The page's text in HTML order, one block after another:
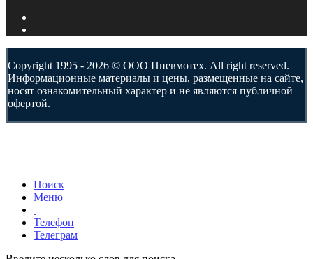
Copyright 1995 - 2026 © ООО Пневмотех. All right reserved.
Информационные материалы и цены, размещенные на сайте,
носят ознакомительный характер и не являются публичной
офертой.
Поиск
Меню
Телефон
Телеграм